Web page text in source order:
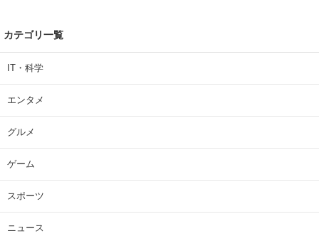
カテゴリ一覧
IT・科学
エンタメ
グルメ
ゲーム
スポーツ
ニュース